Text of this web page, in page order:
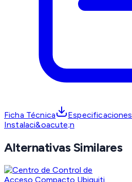
Ficha Técnica Especificaciones
Instalaci&oacute;n
Alternativas Similares